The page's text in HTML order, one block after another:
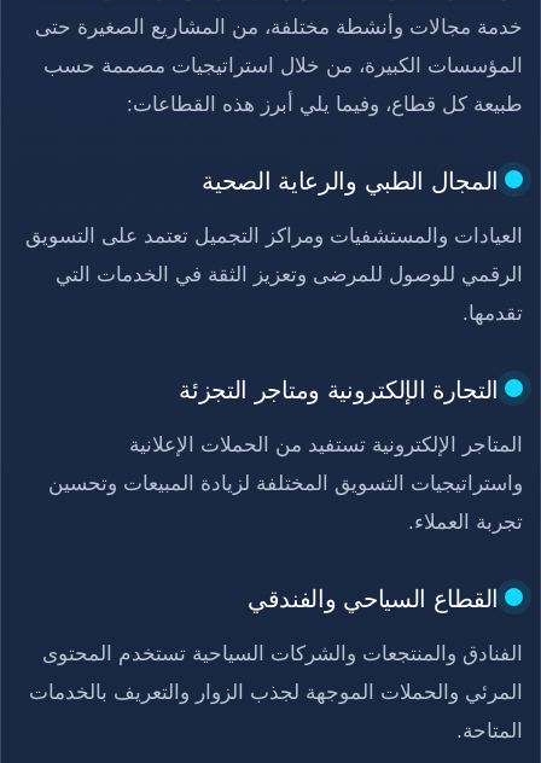
خدمة مجالات وأنشطة مختلفة، من المشاريع الصغيرة حتى
المؤسسات الكبيرة، من خلال استراتيجيات مصممة حسب
طبيعة كل قطاع، وفيما يلي أبرز هذه القطاعات:
المجال الطبي والرعاية الصحية
العيادات والمستشفيات ومراكز التجميل تعتمد على التسويق
الرقمي للوصول للمرضى وتعزيز الثقة في الخدمات التي
تقدمها.
التجارة الإلكترونية ومتاجر التجزئة
المتاجر الإلكترونية تستفيد من الحملات الإعلانية
واستراتيجيات التسويق المختلفة لزيادة المبيعات وتحسين
تجربة العملاء.
القطاع السياحي والفندقي
الفنادق والمنتجعات والشركات السياحية تستخدم المحتوى
المرئي والحملات الموجهة لجذب الزوار والتعريف بالخدمات
المتاحة.